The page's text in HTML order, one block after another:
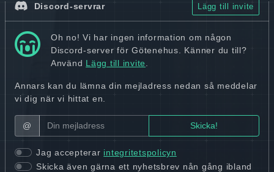
Discord-servrar Lägg till invite
Oh no! Vi har ingen information om någon
Discord-server för Götenehus. Känner du till?
Använd Lägg till invite
Annars kan du lämna din mejladress nedan så meddelar
vi dig när vi hittat en.
@
Jag accepterar integritetspolicyn
Skicka även gärna ett nyhetsbrev nån gång ibland